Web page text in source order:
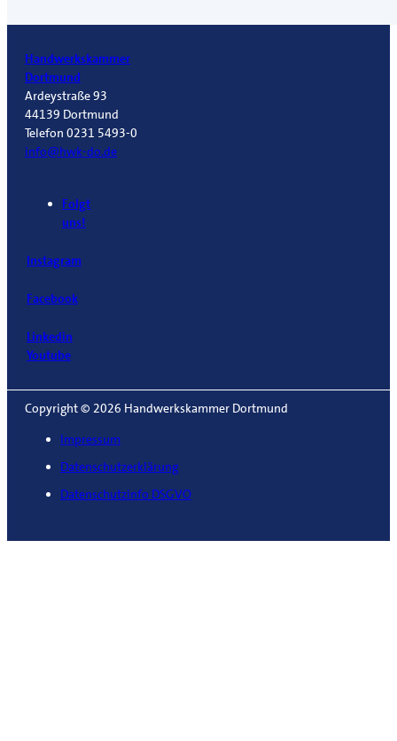
Handwerkskammer
Dortmund
Ardeystraße 93
44139 Dortmund
Telefon 0231 5493-0
info@hwk-do.de
Folgt
uns!
Instagram
Facebook
Linkedin
Youtube
Copyright © 2026 Handwerkskammer Dortmund
Impressum
Datenschutzerklärung
Datenschutzinfo DSGVO